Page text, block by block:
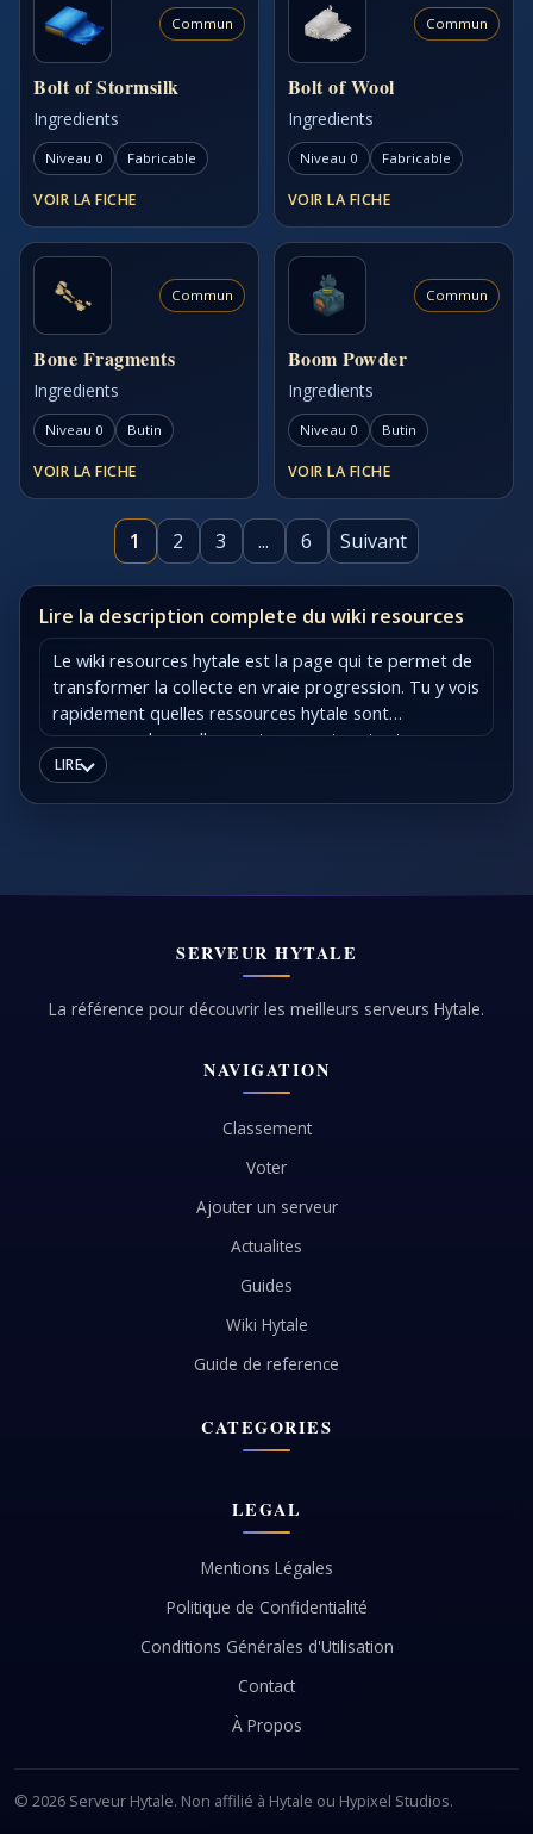
Commun
Bolt of Stormsilk
Ingredients
Niveau 0 Fabricable
VOIR LA FICHE
Commun
Bolt of Wool
Ingredients
Niveau 0 Fabricable
VOIR LA FICHE
Commun
Bone Fragments
Ingredients
Niveau 0 Butin
VOIR LA FICHE
Commun
Boom Powder
Ingredients
Niveau 0 Butin
VOIR LA FICHE
1 2 3 ... 6 Suivant
Lire la description complete du wiki resources
Le wiki resources hytale est la page qui te permet de
transformer la collecte en vraie progression. Tu y vois
rapidement quelles ressources hytale sont
communes, lesquelles sont rares, et surtout
comment les relier à tes besoins de craft, d'outils et
étapes concrètes, pour avancer plus vite avec moins
SERVEUR HYTALE
La référence pour découvrir les meilleurs serveurs Hytale.
NAVIGATION
Classement
Voter
Ajouter un serveur
Actualites
Guides
Wiki Hytale
Guide de reference
CATEGORIES
LEGAL
Mentions Légales
Politique de Confidentialité
Conditions Générales d'Utilisation
Contact
À Propos
© 2026 Serveur Hytale. Non affilié à Hytale ou Hypixel Studios.